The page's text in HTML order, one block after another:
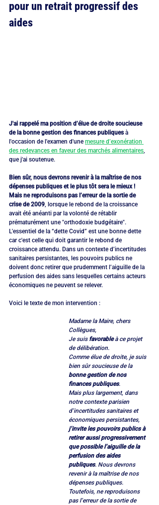
pour un retrait progressif des
aides
J'ai rappelé ma position d’élue de droite soucieuse
de la bonne gestion des finances publiques à
l'occasion de l'examen d'une mesure d’exonération
des redevances en faveur des marchés alimentaires,
que j'ai soutenue.
Bien sûr, nous devrons revenir à la maîtrise de nos
dépenses publiques et le plus tôt sera le mieux !
Mais ne reproduisons pas l’erreur de la sortie de
crise de 2009, lorsque le rebond de la croissance
avait été anéanti par la volonté de rétablir
prématurément une "orthodoxie budgétaire".
L'essentiel de la “dette Covid” est une bonne dette
car c'est celle qui doit garantir le rebond de
croissance attendu. Dans un contexte d’incertitudes
sanitaires persistantes, les pouvoirs publics ne
doivent donc retirer que prudemment l’aiguille de la
perfusion des aides sans lesquelles certains acteurs
économiques ne peuvent se relever.
Voici le texte de mon intervention :
Madame la Maire, chers
Collègues,
Je suis favorable à ce projet
de délibération.
Comme élue de droite, je suis
bien sûr soucieuse de la
bonne gestion de nos
finances publiques.
Mais plus largement, dans
notre contexte parisien
d’incertitudes sanitaires et
économiques persistantes,
j’invite les pouvoirs publics à
retirer aussi progressivement
que possible l’aiguille de la
perfusion des aides
publiques. Nous devrons
revenir à la maîtrise de nos
dépenses publiques.
Toutefois, ne reproduisons
pas l’erreur de la sortie de